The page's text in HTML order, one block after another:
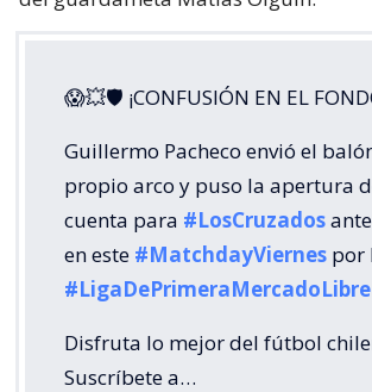
😱💥🛡 ¡CONFUSIÓN EN EL
Guillermo Pacheco envió el
propio arco y puso la apertura
cuenta para #LosCruzados
en este #MatchdayViernes por
#LigaDePrimeraMercadoLibre
Disfruta lo mejor del fútbol
Suscríbete a…